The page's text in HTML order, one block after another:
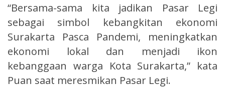
“Bersama-sama kita jadikan Pasar Legi
sebagai simbol kebangkitan ekonomi
Surakarta Pasca Pandemi, meningkatkan
ekonomi lokal dan menjadi ikon
kebanggaan warga Kota Surakarta,” kata
Puan saat meresmikan Pasar Legi.